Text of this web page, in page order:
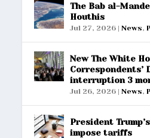
The Bab al-
Houthis
Jul 27, 2026 |News,
New The White
Correspondents’
interruption 3
Jul 26, 2026 |News,
President
impose tariffs